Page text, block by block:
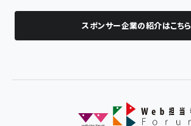
スポンサー企業の紹介はこちら